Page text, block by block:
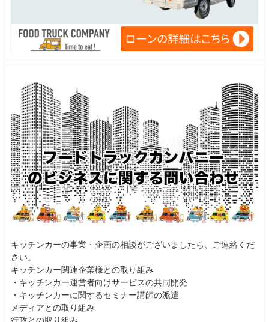
キッチンカーの事業・企画の相談がございましたら、ご連絡くだ
さい。
キッチンカー関連企業様との取り組み
・キッチンカー運営者向けサービスの共同開発
・キッチンカーに関するセミナー講師の派遣
メディアとの取り組み